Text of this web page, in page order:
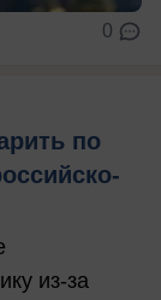
0
по
из-за